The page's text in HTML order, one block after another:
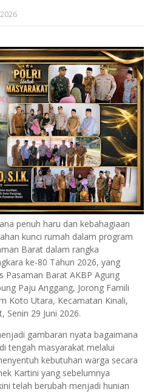
penuh haru dan kebahagiaan
kunci rumah dalam program
Barat dalam rangka
ke-80 Tahun 2026, yang
Pasaman Barat AKBP Agung
Paju Anggang, Jorong Famili
Koto Utara, Kecamatan Kinali,
Senin 29 Juni 2026.
gambaran nyata bagaimana
tengah masyarakat melalui
kebutuhan warga secara
Kartini yang sebelumnya
telah berubah menjadi hunian